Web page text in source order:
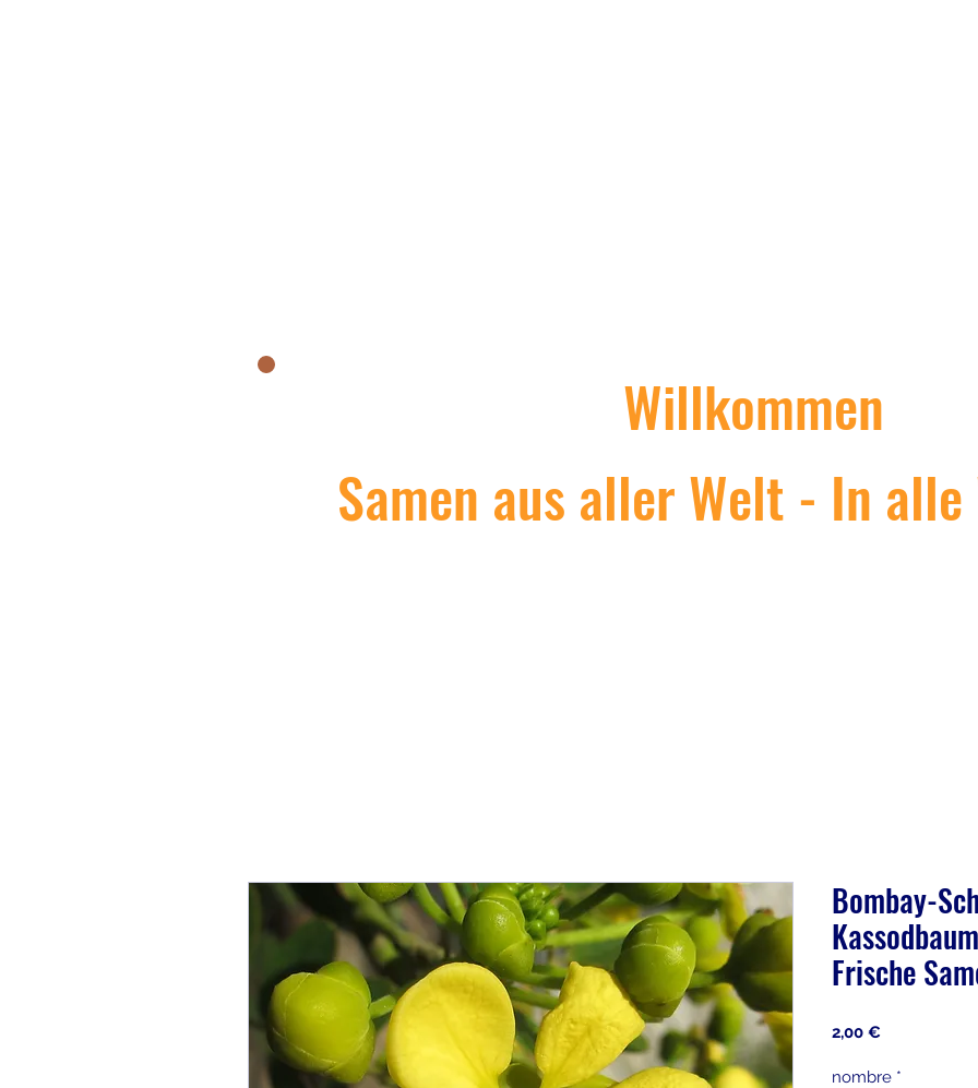
Willkommen
Samen aus aller Welt - In
Bombay-
Frische
2,00 €Prix
nombre *